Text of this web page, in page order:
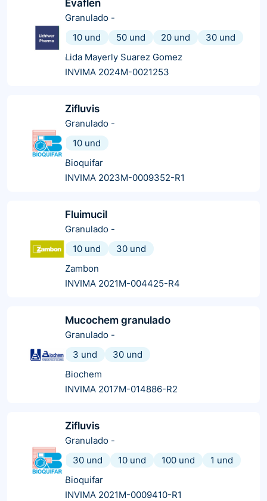
Evaflen
Granulado -
10 und
50 und 20 und
30 und
Lida Mayerly Suarez Gomez
INVIMA 2024M-0021253
Zifluvis
Granulado -
10 und
Bioquifar
INVIMA 2023M-0009352-R1
Fluimucil
Granulado -
10 und
30 und
Zambon
INVIMA 2021M-004425-R4
Mucochem granulado
Granulado -
3 und
30 und
Biochem
INVIMA 2017M-014886-R2
Zifluvis
Granulado -
30 und
10 und 100 und
1 und
Bioquifar
INVIMA 2021M-0009410-R1